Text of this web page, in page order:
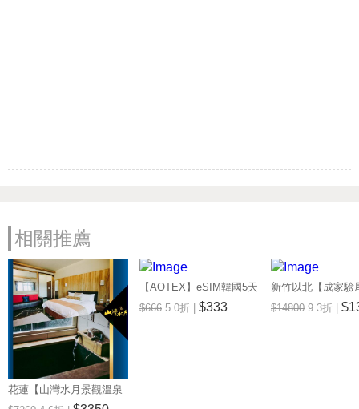
相關推薦
花蓮【山灣水月景觀溫泉
會館】景觀雙人房一泊一
【AOTEX】eSIM韓國5天
無限高速網路吃到飽兌換
券(MO)
$666 5.0折 | $333
新竹以北【成家驗
25坪 (三房格局)超
券 (MO)
$14800 9.3折 |